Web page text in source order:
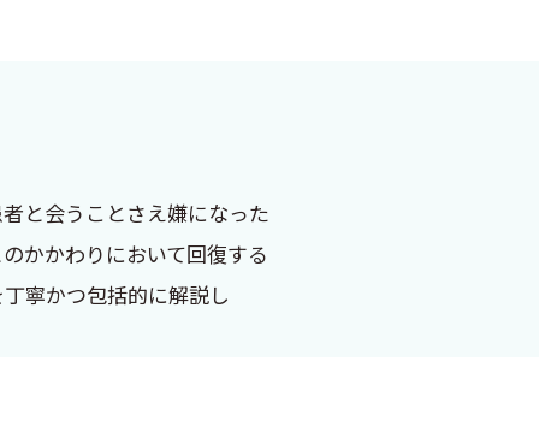
と会うことさえ嫌になった
かかわりにおいて回復する
寧かつ包括的に解説し